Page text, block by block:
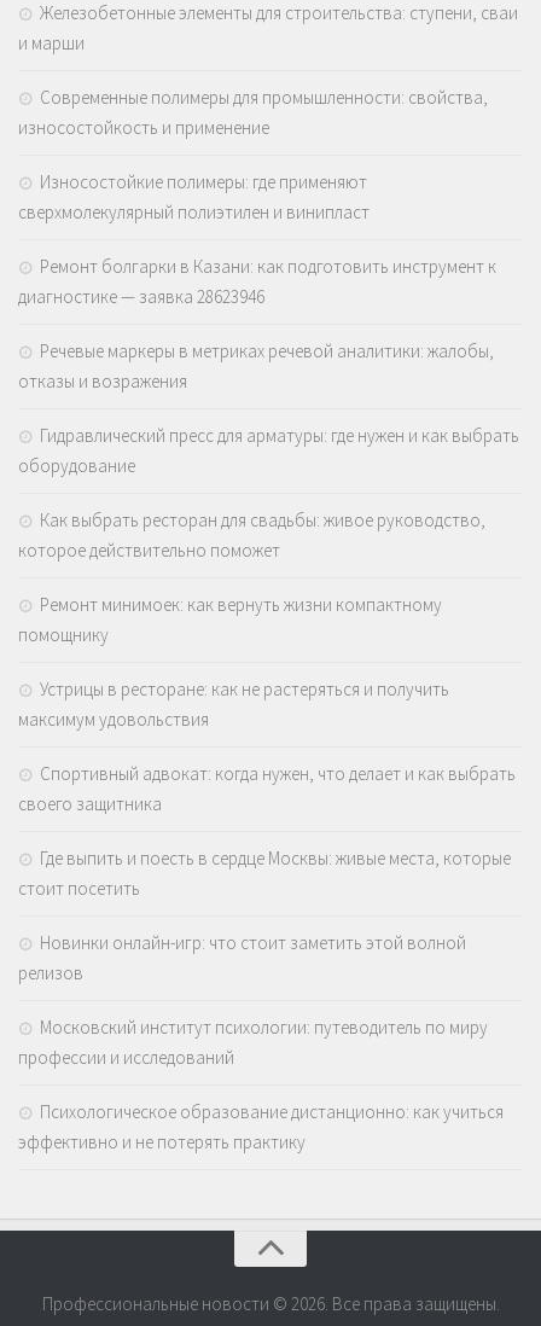
Железобетонные элементы для строительства: ступени, сваи
и марши
Современные полимеры для промышленности: свойства,
износостойкость и применение
Износостойкие полимеры: где применяют
сверхмолекулярный полиэтилен и винипласт
Ремонт болгарки в Казани: как подготовить инструмент к
диагностике — заявка 28623946
Речевые маркеры в метриках речевой аналитики: жалобы,
отказы и возражения
Гидравлический пресс для арматуры: где нужен и как выбрать
оборудование
Как выбрать ресторан для свадьбы: живое руководство,
которое действительно поможет
Ремонт минимоек: как вернуть жизни компактному
помощнику
Устрицы в ресторане: как не растеряться и получить
максимум удовольствия
Спортивный адвокат: когда нужен, что делает и как выбрать
своего защитника
Где выпить и поесть в сердце Москвы: живые места, которые
стоит посетить
Новинки онлайн-игр: что стоит заметить этой волной
релизов
Московский институт психологии: путеводитель по миру
профессии и исследований
Психологическое образование дистанционно: как учиться
эффективно и не потерять практику
Профессиональные новости © 2026. Все права защищены.